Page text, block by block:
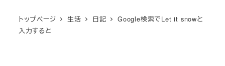
トップページ 生活 日記
Google検索でLet it snowと
入力すると